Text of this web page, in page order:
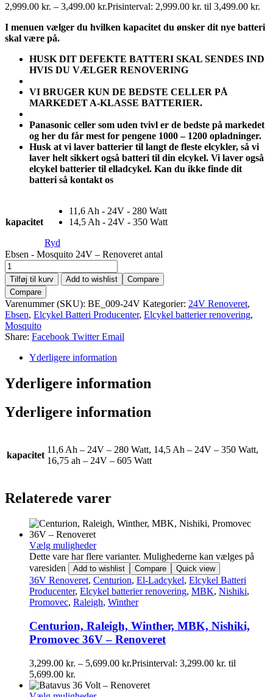
2,999.00 kr. – 3,499.00 kr.Prisinterval: 2,999.00 kr. til 3,499.00 kr.
I menuen vælger du hvilken kapacitet du ønsker dit nye batteri
skal være på.
HUSK DIT DEFEKTE BATTERI SKAL SENDES IND
HVIS DU VÆLGER RENOVERING
VI BRUGER KUN DE BEDSTE CELLER PÅ
MARKEDET A-KLASSE BATTERIER.
Panasonic celler som uden tvivl er de bedste på markedet
og her du får mest for pengene 1000 – 1200 opladninger.
Husk at vi laver batterier til langt de fleste elcykler, så vi
laver helt sikkert også batteri til din elcykel. Vi laver også
elcykel batterier til elladcykel. Kan du ikke finde dit
batteri så kontakt os
kapacitet
11,6 Ah - 24V - 280 Watt
14,5 Ah - 24V - 350 Watt
Ryd
Ebsen - Mosquito 24V – Renoveret antal
Tilføj til kurv Add to wishlist
Compare
Compare
Varenummer (SKU): BE_009-24V Kategorier: 24V Renoveret,
Ebsen, Elcykel Batteri Producenter, Elcykel batterier renovering,
Mosquito
Share: Facebook Twitter Email
Yderligere information
Yderligere information
Yderligere information
kapacitet
11,6 Ah – 24V – 280 Watt, 14,5 Ah – 24V – 350 Watt,
16,75 ah – 24V – 605 Watt
Relaterede varer
Vælg muligheder
Dette vare har flere varianter. Mulighederne kan vælges på
varesiden
Add to wishlist Compare Quick view
36V Renoveret, Centurion, El-Ladcykel, Elcykel Batteri
Producenter, Elcykel batterier renovering, MBK, Nishiki,
Promovec, Raleigh, Winther
Centurion, Raleigh, Winther, MBK, Nishiki,
Promovec 36V – Renoveret
3,299.00 kr. – 5,699.00 kr.Prisinterval: 3,299.00 kr. til
5,699.00 kr.